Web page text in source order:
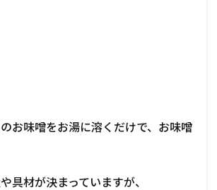
お味噌をお湯に溶くだけで、お味噌
具材が決まっていますが、